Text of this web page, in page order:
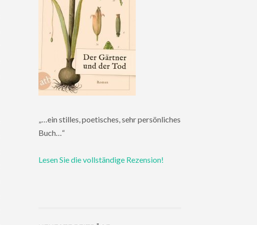
„…ein stilles, poetisches, sehr persönliches
Buch…“
Lesen Sie die vollständige Rezension!